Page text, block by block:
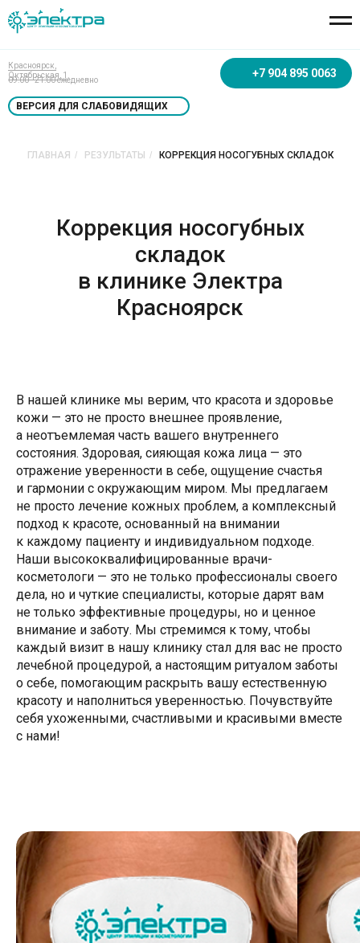
09:00 - 21:00 ежедневно
Красноярск,
Октябрьская, 1.
+7 904 895 0063
ВЕРСИЯ ДЛЯ СЛАБОВИДЯЩИХ
ГЛАВНАЯ / РЕЗУЛЬТАТЫ / КОРРЕКЦИЯ НОСОГУБНЫХ СКЛАДОК
Коррекция носогубных
складок
в клинике Электра
Красноярск
В нашей клинике мы верим, что красота и здоровье
кожи — это не просто внешнее проявление,
а неотъемлемая часть вашего внутреннего
состояния. Здоровая, сияющая кожа лица — это
отражение уверенности в себе, ощущение счастья
и гармонии с окружающим миром. Мы предлагаем
не просто лечение кожных проблем, а комплексный
подход к красоте, основанный на внимании
к каждому пациенту и индивидуальном подходе.
Наши высококвалифицированные врачи-
косметологи — это не только профессионалы своего
дела, но и чуткие специалисты, которые дарят вам
не только эффективные процедуры, но и ценное
внимание и заботу. Мы стремимся к тому, чтобы
каждый визит в нашу клинику стал для вас не просто
лечебной процедурой, а настоящим ритуалом заботы
о себе, помогающим раскрыть вашу естественную
красоту и наполниться уверенностью. Почувствуйте
себя ухоженными, счастливыми и красивыми вместе
с нами!